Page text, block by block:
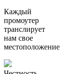
Каждый
промоутер
транслирует
нам свое
местоположение